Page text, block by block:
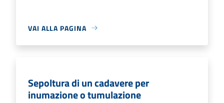
VAI ALLA PAGINA
Sepoltura di un cadavere per
inumazione o tumulazione